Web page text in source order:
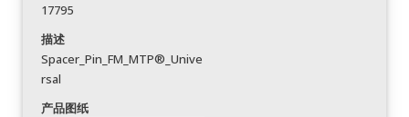
17795
描述
Spacer_Pin_FM_MTP®_Unive
rsal
产品图纸